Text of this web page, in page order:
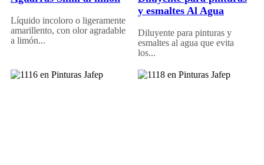
Líquido incoloro o ligeramente
amarillento, con olor agradable
a limón...
y esmaltes Al Agua
Diluyente para pinturas y
esmaltes al agua que evita
los...